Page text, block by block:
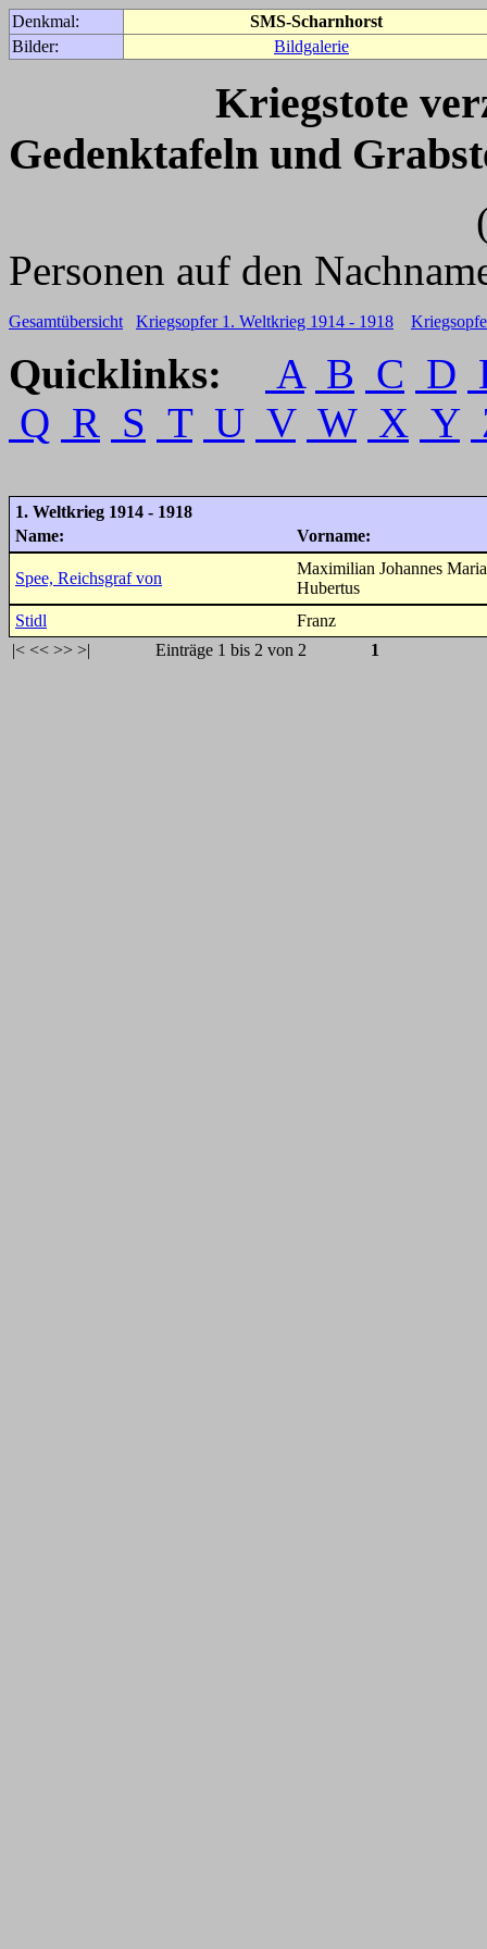
Denkmal:
SMS-Scharnhorst
Bilder:
Bildgalerie
Kriegstote
Gedenktafeln und
(Für weitere
Personen auf den
Gesamtübersicht Kriegsopfer 1. Weltkrieg 1914 - 1918
Quicklinks: A B C D
Q R S T U V W X Y
1. Weltkrieg 1914 - 1918
Name:
Vorname:
Spee, Reichsgraf von
Maximilian Johannes Maria
Hubertus
Stidl
Franz
|< << >> >| Einträge 1 bis 2 von 2 1